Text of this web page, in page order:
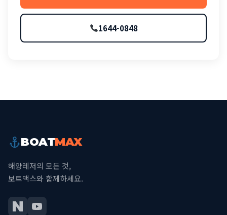
1644-0848
BOATMAX
해양레저의 모든 것,
보트맥스와 함께하세요.